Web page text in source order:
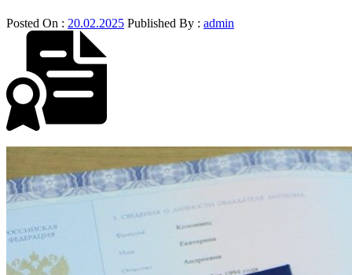
Posted On : 20.02.2025 Published By : admin